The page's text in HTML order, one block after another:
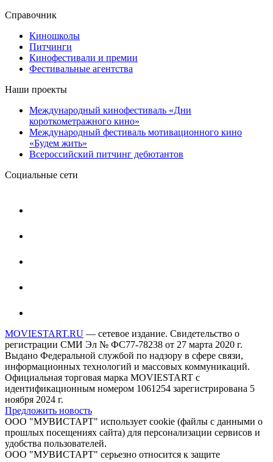
Справочник
Киношколы
Питчинги
Кинофестивали и премии
Фестивальные агентства
Наши проекты
Международный кинофестиваль «Дни
короткометражного кино»
Международный фестиваль мотивационного кино
«Будем жить»
Всероссийский питчинг дебютантов
Социальные сети
MOVIESTART.RU — сетевое издание. Свидетельство о
регистрации СМИ Эл № ФС77-78238 от 27 марта 2020 г.
Выдано Федеральной службой по надзору в сфере связи,
информационных технологий и массовых коммуникаций.
Официальная торговая марка MOVIESTART с
идентификационным номером 1061254 зарегистрирована 5
ноября 2024 г.
Предложить новость
ООО "МУВИСТАРТ" использует cookie (файлы с данными о
прошлых посещениях сайта) для персонализации сервисов и
удобства пользователей.
ООО "МУВИСТАРТ" серьезно относится к защите